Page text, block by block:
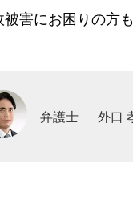
害にお困りの方
弁護士 外口